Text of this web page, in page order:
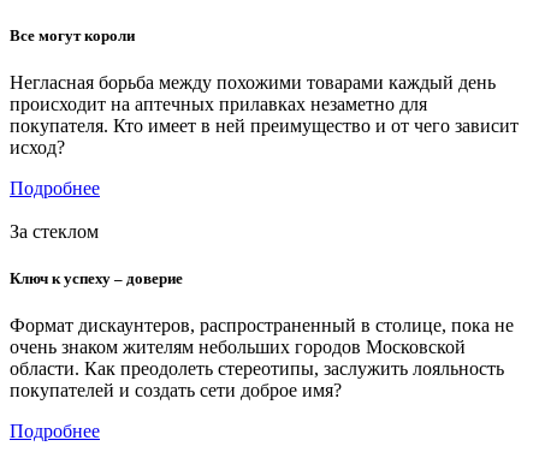
Все могут короли
Негласная борьба между похожими товарами каждый день
происходит на аптечных прилавках незаметно для
покупателя. Кто имеет в ней преимущество и от чего зависит
исход?
Подробнее
За стеклом
Ключ к успеху – доверие
Формат дискаунтеров, распространенный в столице, пока не
очень знаком жителям небольших городов Московской
области. Как преодолеть стереотипы, заслужить лояльность
покупателей и создать сети доброе имя?
Подробнее